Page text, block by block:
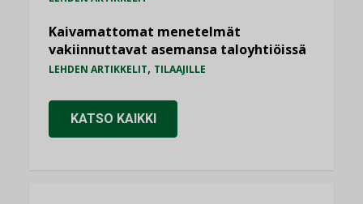
Kaivamattomat menetelmät
vakiinnuttavat asemansa taloyhtiöissä
LEHDEN ARTIKKELIT, TILAAJILLE
KATSO KAIKKI